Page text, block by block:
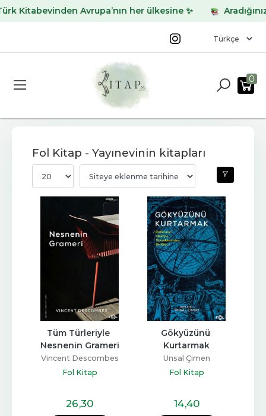
Avrupa’nın her ülkesine ✨ Aradığınız
0
Fol Kitap - Yayınevinin kitapları
Tüm Türleriyle
Nesnenin Grameri
Vincent Descombes
Fol Kitap
26,30
Gökyüzünü
Kurtarmak
Ünsal Çimen
Fol Kitap
14,40